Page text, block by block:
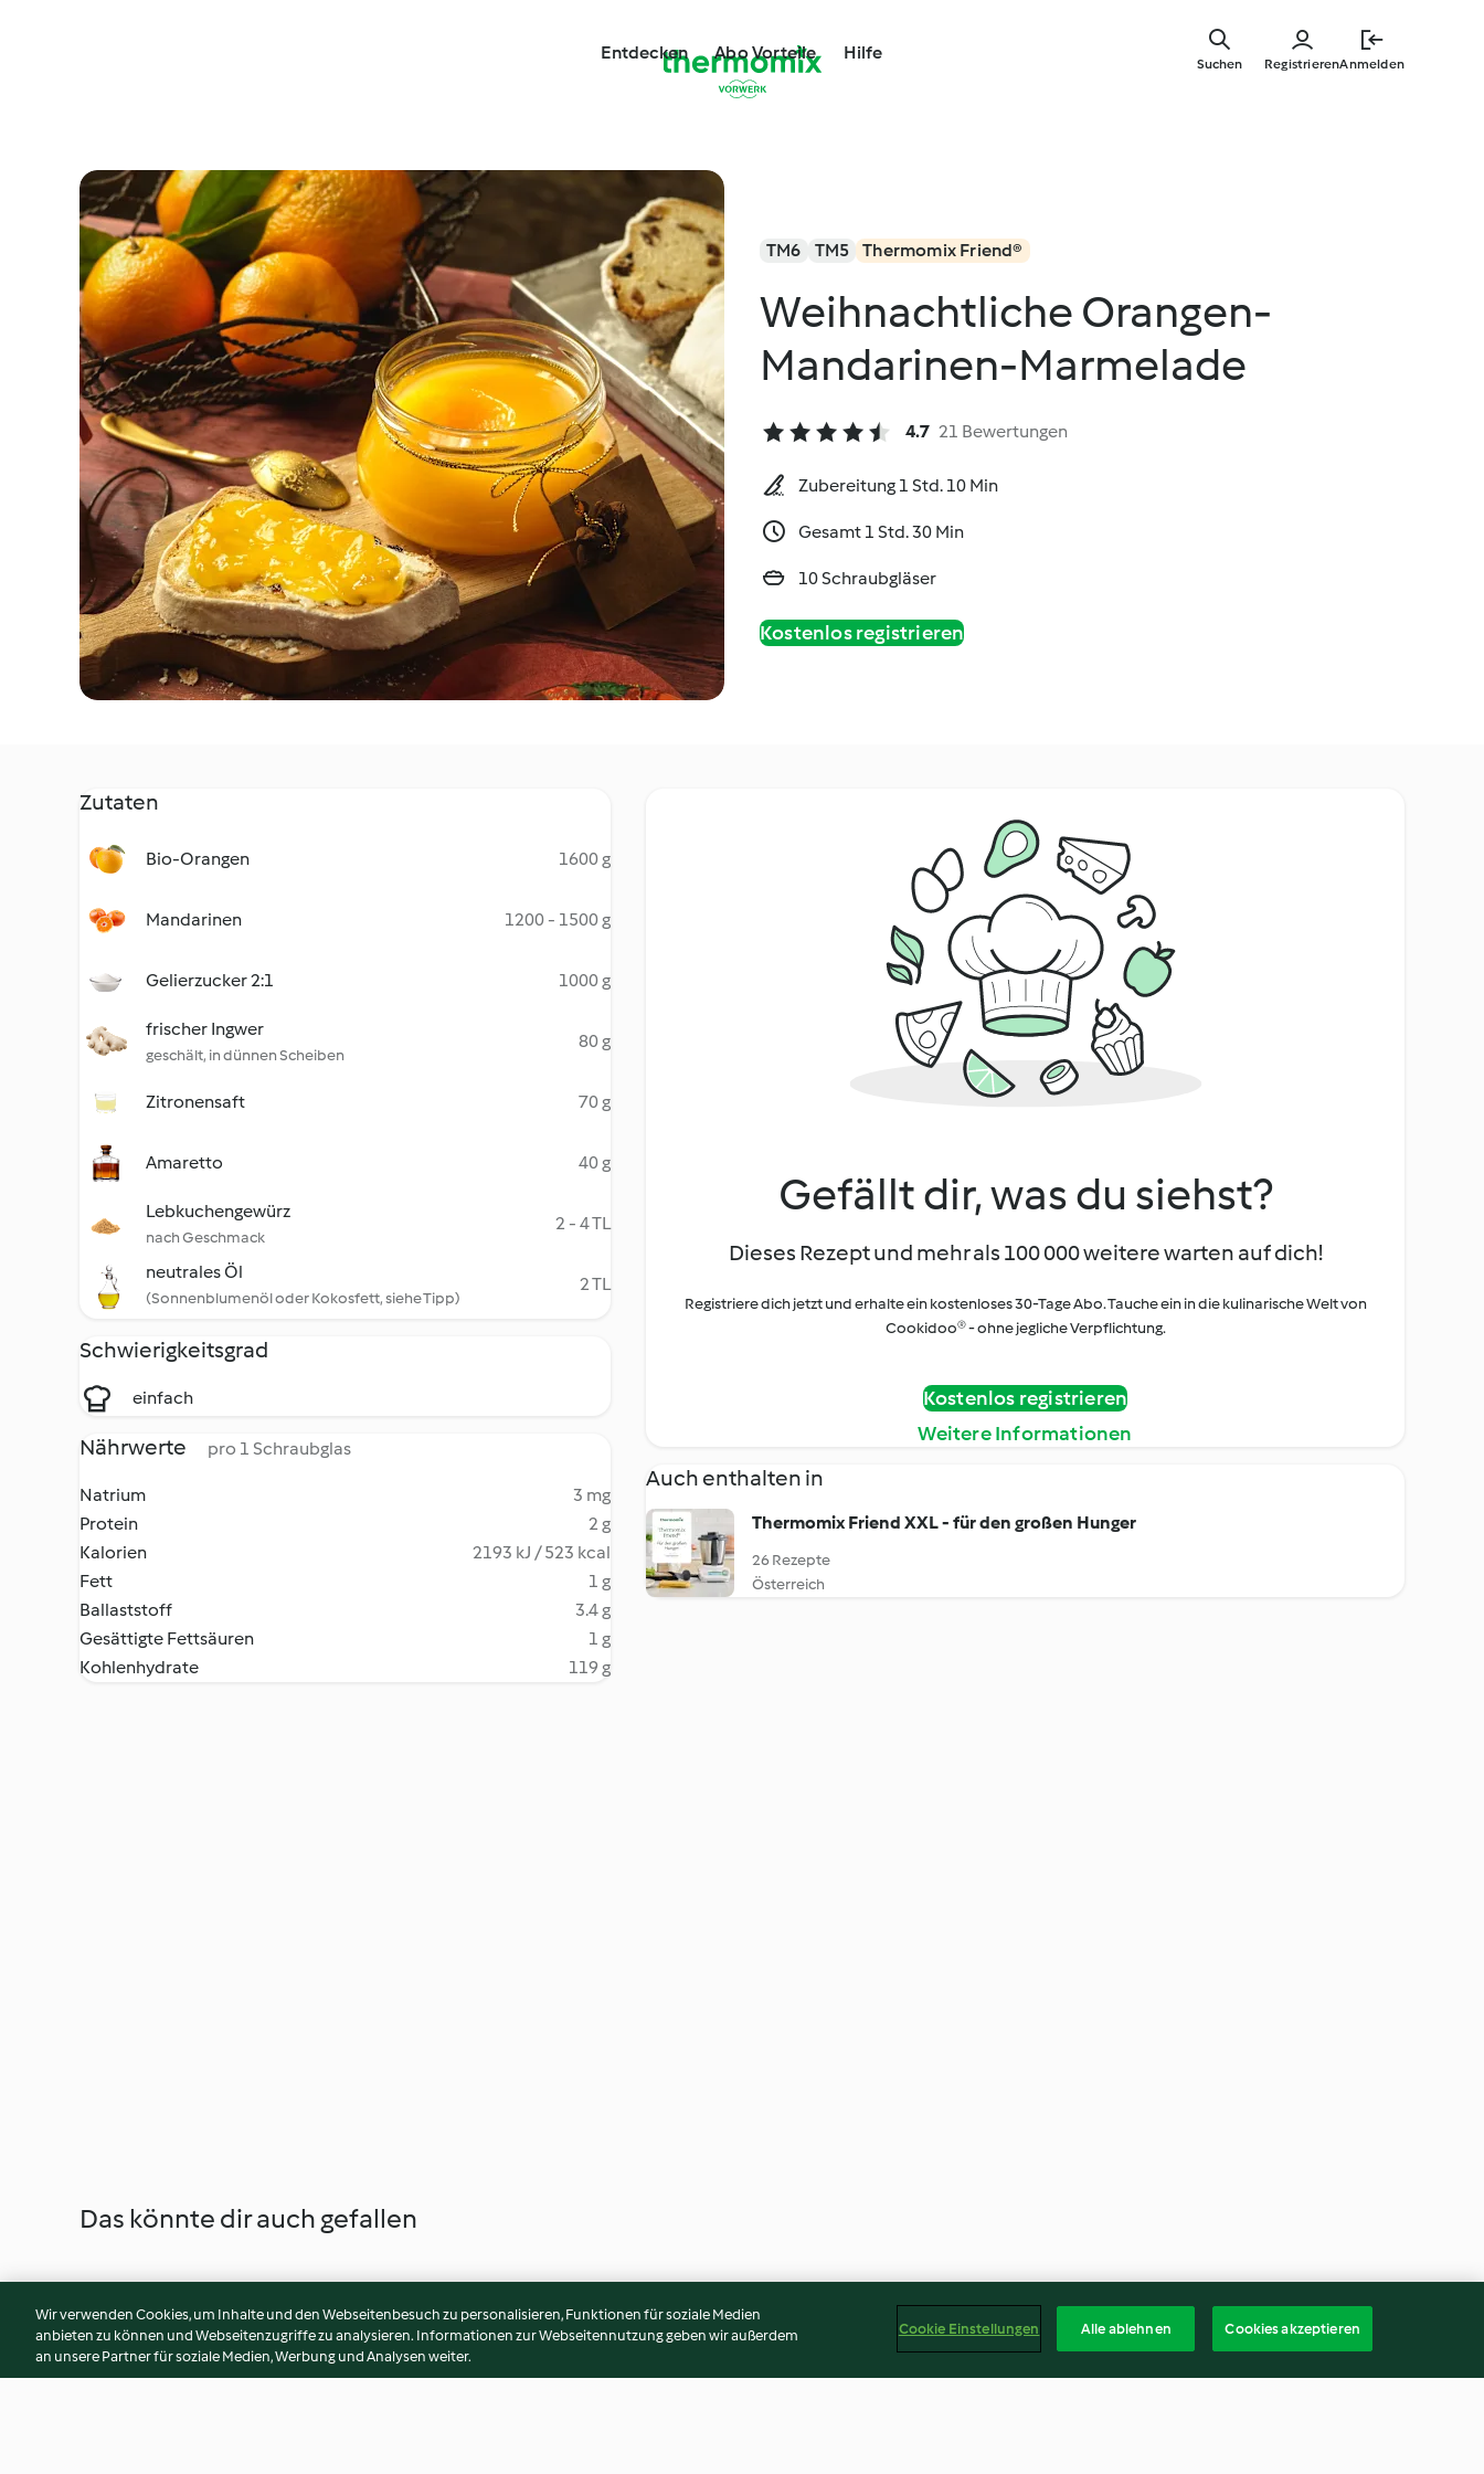
springen
Entdecken Abo Vorteile Hilfe
RegistrierenAnmelden
Suchen
TM6 TM5 Thermomix Friend®
Weihnachtliche Orangen-
Mandarinen-Marmelade
4.7 21 Bewertungen
Zubereitung 1 Std. 10 Min
Gesamt 1 Std. 30 Min
10 Schraubgläser
Kostenlos registrieren
Zutaten
Bio-Orangen 1600 g
Mandarinen 1200 - 1500 g
Gelierzucker 2:1 1000 g
frischer Ingwer
geschält, in dünnen Scheiben
80 g
Zitronensaft 70 g
Amaretto 40 g
Lebkuchengewürz
nach Geschmack
2 - 4 TL
neutrales Öl
(Sonnenblumenöl oder Kokosfett, siehe Tipp)
2 TL
Schwierigkeitsgrad
einfach
Nährwerte pro 1 Schraubglas
Natrium
3 mg
Protein
2 g
Kalorien
2193 kJ / 523 kcal
Fett
1 g
Ballaststoff
3.4 g
Gesättigte Fettsäuren
1 g
Kohlenhydrate
119 g
Gefällt dir, was du siehst?
Dieses Rezept und mehr als 100 000 weitere warten auf dich!
Registriere dich jetzt und erhalte ein kostenloses 30-Tage Abo. Tauche ein in die kulinarische Welt von
Cookidoo® - ohne jegliche Verpflichtung.
Kostenlos registrieren
Weitere Informationen
Auch enthalten in
Thermomix Friend XXL - für den großen Hunger
26 Rezepte
Österreich
Das könnte dir auch gefallen
Wir verwenden Cookies, um Inhalte und den Webseitenbesuch zu personalisieren, Funktionen für soziale Medien
anbieten zu können und Webseitenzugriffe zu analysieren. Informationen zur Webseitennutzung geben wir außerdem
an unsere Partner für soziale Medien, Werbung und Analysen weiter.
Cookie Einstellungen Alle ablehnen Cookies akzeptieren